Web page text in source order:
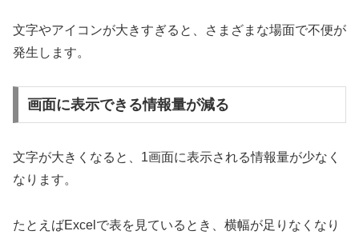
文字やアイコンが大きすぎると、さまざまな場面で不便が
発生します。
画面に表示できる情報量が減る
文字が大きくなると、1画面に表示される情報量が少なく
なります。
たとえばExcelで表を見ているとき、横幅が足りなくなり